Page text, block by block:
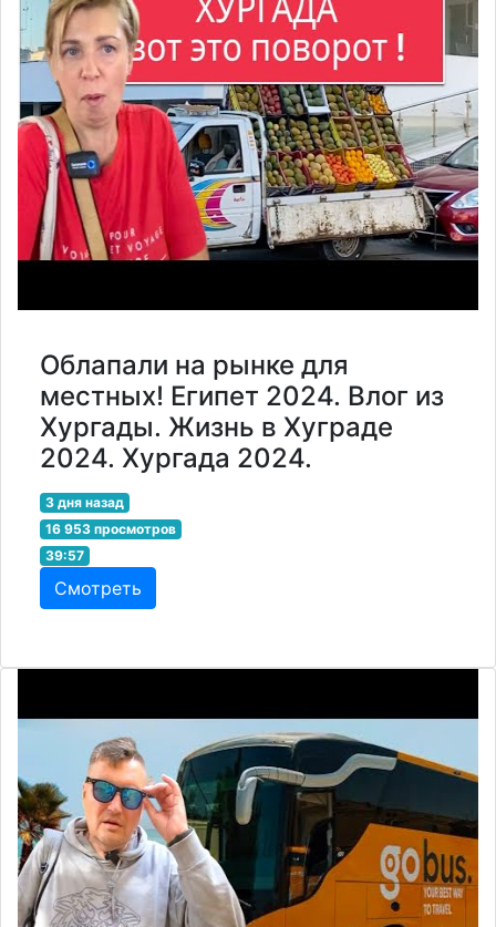
Облапали на рынке для
местных! Египет 2024. Влог из
Хургады. Жизнь в Хуграде
2024. Хургада 2024.
3 дня назад
16 953 просмотров
39:57
Смотреть